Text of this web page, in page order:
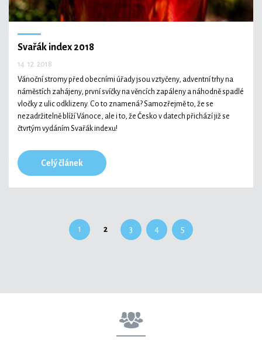
Svařák index 2018
14. 12. 2018
Vánoční stromy před obecními úřady jsou vztyčeny, adventní trhy na
náměstích zahájeny, první svíčky na věncích zapáleny a náhodně spadlé
vločky z ulic odklizeny. Co to znamená? Samozřejmě to, že se
nezadržitelně blíží Vánoce, ale i to, že Česko v datech přichází již se
čtvrtým vydáním Svařák indexu!
Celý článek
1 2 3 4 5